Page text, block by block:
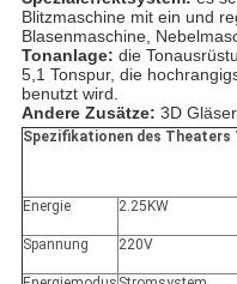
Blitzmaschine mit ein und
Blasenmaschine,
Tonanlage: die
5,1 Tonspur, die
benutzt wird.
Andere Zusätze: 3D
Spezifikationen des Theaters
Energie 2.25KW
Spannung 220V